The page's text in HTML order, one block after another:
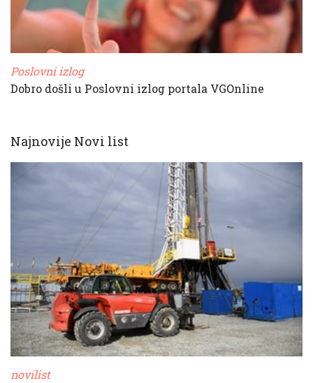
Poslovni izlog
Dobro došli u Poslovni izlog portala VGOnline
Najnovije Novi list
novilist